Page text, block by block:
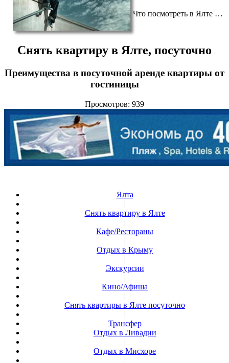
Что посмотреть в Ялте …
Снять квартиру в Ялте, посуточно
Преимущества в посуточной аренде квартиры от
гостиницы
Просмотров: 939
Ялта
|
Снять квартиру в Ялте
|
Кафе/Рестораны
|
Отдых в Крыму
|
Экскурсии
|
Кино/Афиша
|
Снять квартиры в Ялте посуточно
|
Трансфер
Отдых в Ливадии
|
Отдых в Мисхоре
|